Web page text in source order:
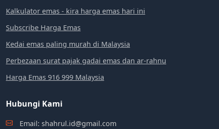
Kalkulator emas - kira harga emas hari ini
Subscribe Harga Emas
Kedai emas paling murah di Malaysia
Perbezaan surat pajak gadai emas dan ar-rahnu
Harga Emas 916 999 Malaysia
Hubungi Kami
Email: shahrul.id@gmail.com